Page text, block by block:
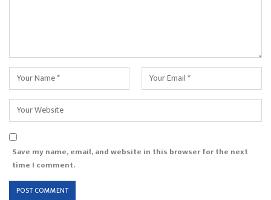
Save my name, email, and website in this browser for the next
time I comment.